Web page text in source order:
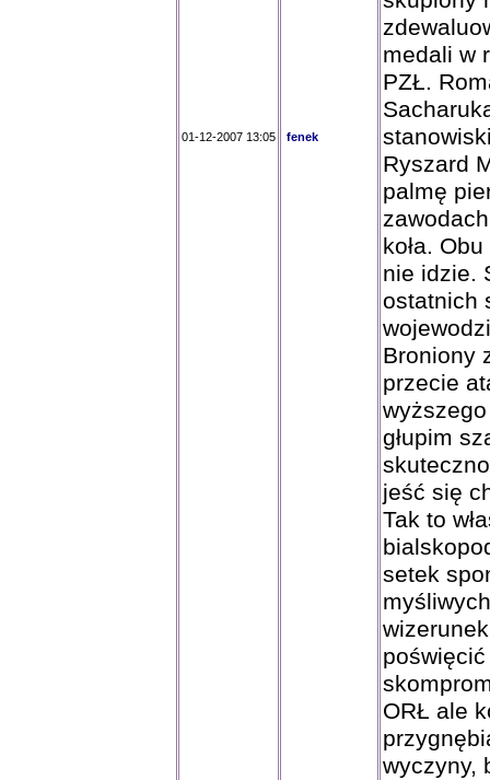
01-12-2007 13:05 fenek
medali w
PZŁ.
Ryszard
palmę
koła.
nie idzie.
ostatnich
Broniony
przecie
głupim
jeść się
Tak to
setek
ORŁ ale
wyczyny,